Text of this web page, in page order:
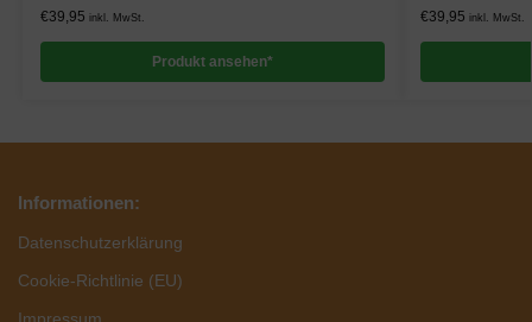
€39,95 inkl. MwSt.
Produkt ansehen*
€39,95 inkl. MwSt.
Informationen:
Datenschutzerklärung
Cookie-Richtlinie (EU)